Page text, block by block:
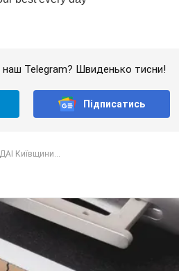
наш Telegram? Швиденько тисни!
Підписатись
Київщини...